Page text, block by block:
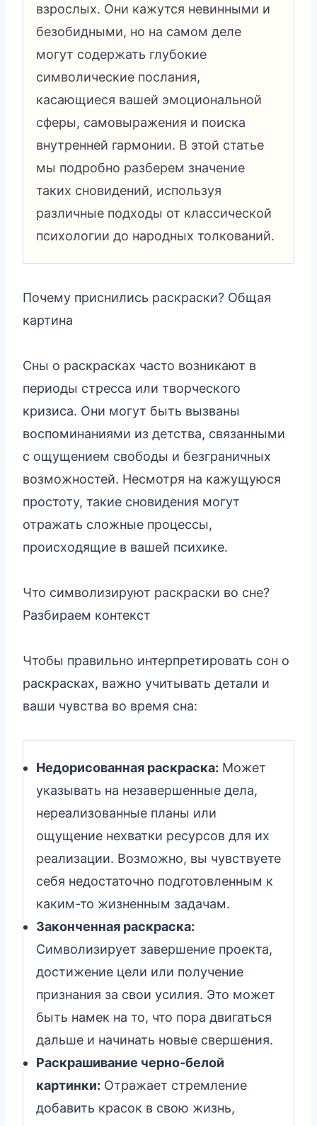
взрослых. Они кажутся невинными и
безобидными, но на самом деле
могут содержать глубокие
символические послания,
касающиеся вашей эмоциональной
сферы, самовыражения и поиска
внутренней гармонии. В этой статье
мы подробно разберем значение
таких сновидений, используя
различные подходы от классической
психологии до народных толкований.
Почему приснились раскраски? Общая
картина
Сны о раскрасках часто возникают в
периоды стресса или творческого
кризиса. Они могут быть вызваны
воспоминаниями из детства, связанными
с ощущением свободы и безграничных
возможностей. Несмотря на кажущуюся
простоту, такие сновидения могут
отражать сложные процессы,
происходящие в вашей психике.
Что символизируют раскраски во сне?
Разбираем контекст
Чтобы правильно интерпретировать сон о
раскрасках, важно учитывать детали и
ваши чувства во время сна:
Недорисованная раскраска: Может
указывать на незавершенные дела,
нереализованные планы или
ощущение нехватки ресурсов для их
реализации. Возможно, вы чувствуете
себя недостаточно подготовленным к
каким-то жизненным задачам.
Законченная раскраска:
Символизирует завершение проекта,
достижение цели или получение
признания за свои усилия. Это может
быть намек на то, что пора двигаться
дальше и начинать новые свершения.
Раскрашивание черно-белой
картинки: Отражает стремление
добавить красок в свою жизнь,